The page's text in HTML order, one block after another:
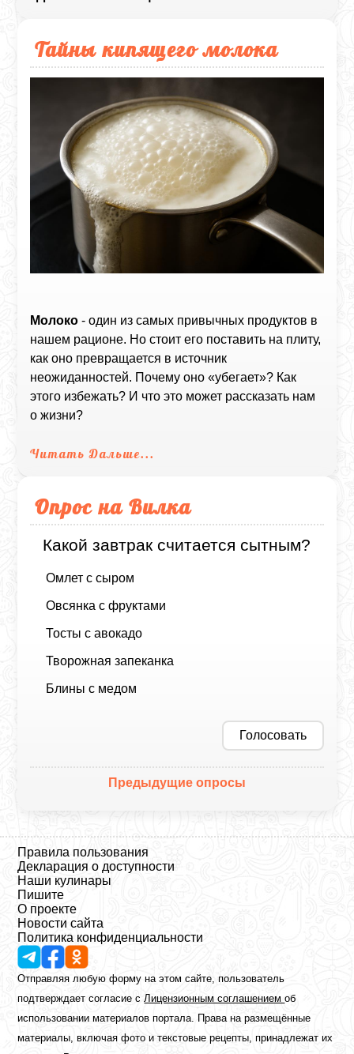
Тайны кипящего молока
Молоко - один из самых привычных продуктов в
нашем рационе. Но стоит его поставить на плиту,
как оно превращается в источник
неожиданностей. Почему оно «убегает»? Как
этого избежать? И что это может рассказать нам
о жизни?
Читать Дальше...
Опрос на Вилка
Какой завтрак считается сытным?
Омлет с сыром
Овсянка с фруктами
Тосты с авокадо
Творожная запеканка
Блины с медом
Голосовать
Предыдущие опросы
Правила пользования
Декларация о доступности
Наши кулинары
Пишите
О проекте
Новости сайта
Политика конфиденциальности
Отправляя любую форму на этом сайте, пользователь
подтверждает согласие сЛицензионным соглашениемоб
использовании материалов портала. Права на размещённые
материалы, включая фото и текстовые рецепты, принадлежат их